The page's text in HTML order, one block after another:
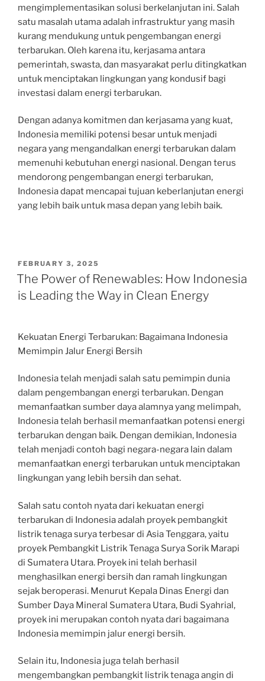
mengimplementasikan solusi berkelanjutan ini. Salah
satu masalah utama adalah infrastruktur yang masih
kurang mendukung untuk pengembangan energi
terbarukan. Oleh karena itu, kerjasama antara
pemerintah, swasta, dan masyarakat perlu ditingkatkan
untuk menciptakan lingkungan yang kondusif bagi
investasi dalam energi terbarukan.
Dengan adanya komitmen dan kerjasama yang kuat,
Indonesia memiliki potensi besar untuk menjadi
negara yang mengandalkan energi terbarukan dalam
memenuhi kebutuhan energi nasional. Dengan terus
mendorong pengembangan energi terbarukan,
Indonesia dapat mencapai tujuan keberlanjutan energi
yang lebih baik untuk masa depan yang lebih baik.
POSTED
ON
FEBRUARY 3, 2025
The Power of Renewables: How Indonesia
is Leading the Way in Clean Energy
Kekuatan Energi Terbarukan: Bagaimana Indonesia
Memimpin Jalur Energi Bersih
Indonesia telah menjadi salah satu pemimpin dunia
dalam pengembangan energi terbarukan. Dengan
memanfaatkan sumber daya alamnya yang melimpah,
Indonesia telah berhasil memanfaatkan potensi energi
terbarukan dengan baik. Dengan demikian, Indonesia
telah menjadi contoh bagi negara-negara lain dalam
memanfaatkan energi terbarukan untuk menciptakan
lingkungan yang lebih bersih dan sehat.
Salah satu contoh nyata dari kekuatan energi
terbarukan di Indonesia adalah proyek pembangkit
listrik tenaga surya terbesar di Asia Tenggara, yaitu
proyek Pembangkit Listrik Tenaga Surya Sorik Marapi
di Sumatera Utara. Proyek ini telah berhasil
menghasilkan energi bersih dan ramah lingkungan
sejak beroperasi. Menurut Kepala Dinas Energi dan
Sumber Daya Mineral Sumatera Utara, Budi Syahrial,
proyek ini merupakan contoh nyata dari bagaimana
Indonesia memimpin jalur energi bersih.
Selain itu, Indonesia juga telah berhasil
mengembangkan pembangkit listrik tenaga angin di